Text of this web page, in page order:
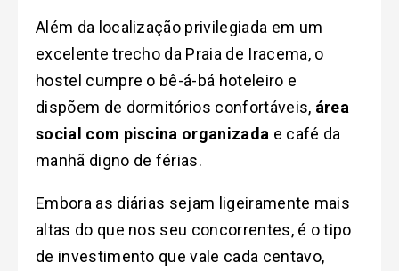
Além da localização privilegiada em um
excelente trecho da Praia de Iracema, o
hostel cumpre o bê-á-bá hoteleiro e
dispõem de dormitórios confortáveis, área
social com piscina organizada e café da
manhã digno de férias.
Embora as diárias sejam ligeiramente mais
altas do que nos seu concorrentes, é o tipo
de investimento que vale cada centavo,